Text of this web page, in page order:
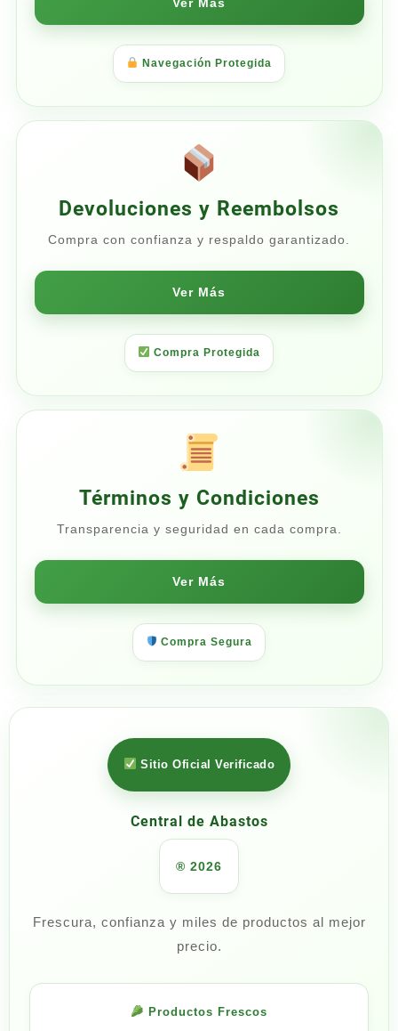
Ver Más
Navegación Protegida
Devoluciones y Reembolsos
Compra con confianza y respaldo garantizado.
Ver Más
Compra Protegida
Términos y Condiciones
Transparencia y seguridad en cada compra.
Ver Más
Compra Segura
Sitio Oficial Verificado
Central de Abastos
® 2026
Frescura, confianza y miles de productos al mejor
precio.
Productos Frescos